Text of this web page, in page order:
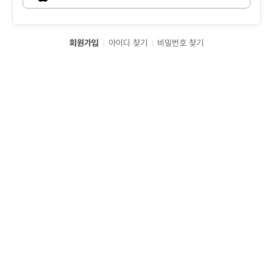
회원가입 아이디 찾기 비밀번호 찾기